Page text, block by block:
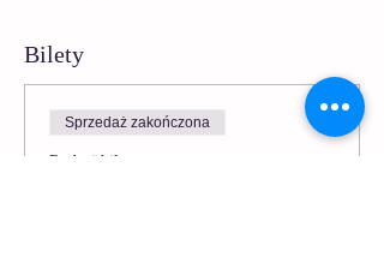
Bilety
Sprzedaż zakończona
Rodzaj biletu